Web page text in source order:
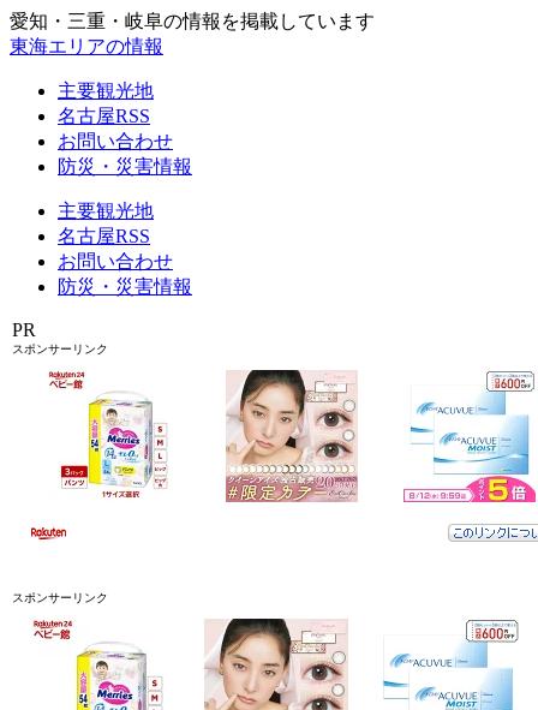
愛知・三重・岐阜の情報を掲載しています
東海エリアの情報
主要観光地
名古屋RSS
お問い合わせ
防災・災害情報
主要観光地
名古屋RSS
お問い合わせ
防災・災害情報
PR
スポンサーリンク
スポンサーリンク